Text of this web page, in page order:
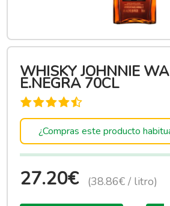
WHISKY JOHNNIE
E.NEGRA 70CL
¿Compras este producto
27.20€ (38.86€ / litro)